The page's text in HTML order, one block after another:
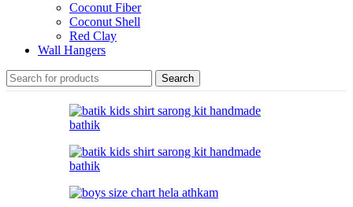
Coconut Fiber
Coconut Shell
Red Clay
Wall Hangers
Search